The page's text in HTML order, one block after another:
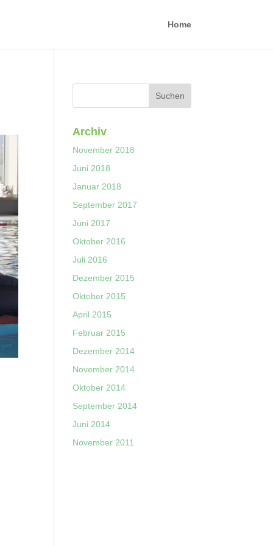
Home
Archiv
November 2018
Juni 2018
Januar 2018
September 2017
Juni 2017
Oktober 2016
Juli 2016
Dezember 2015
Oktober 2015
April 2015
Februar 2015
Dezember 2014
November 2014
Oktober 2014
September 2014
Juni 2014
November 2011